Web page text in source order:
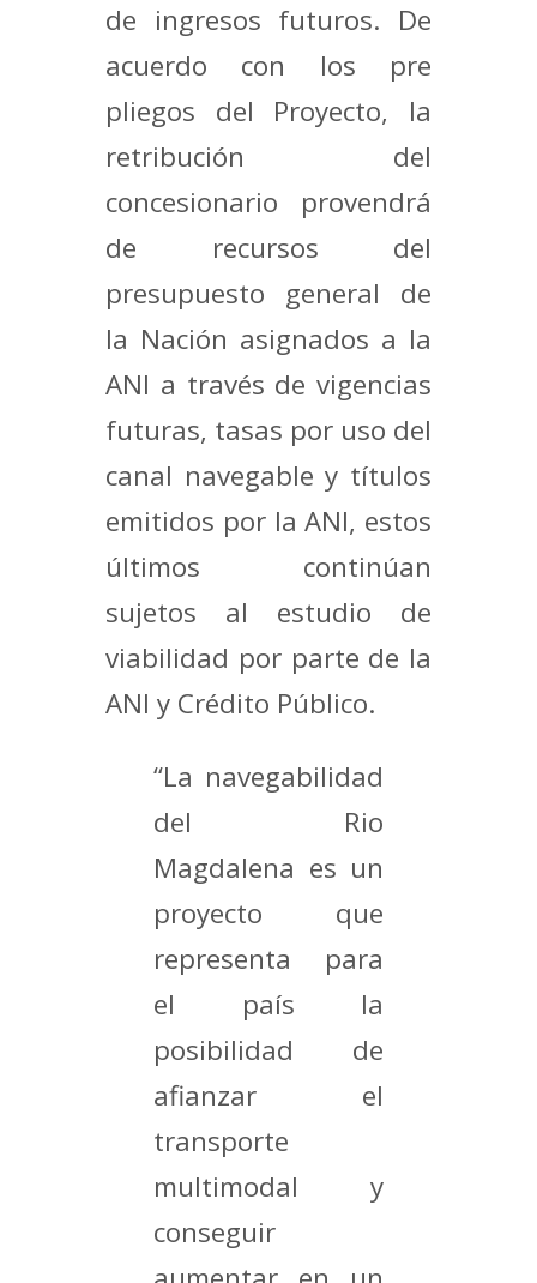
de ingresos futuros. De
acuerdo con los pre
pliegos del Proyecto, la
retribución del
concesionario provendrá
de recursos del
presupuesto general de
la Nación asignados a la
ANI a través de vigencias
futuras, tasas por uso del
canal navegable y títulos
emitidos por la ANI, estos
últimos continúan
sujetos al estudio de
viabilidad por parte de la
ANI y Crédito Público.
“La navegabilidad
del Rio
Magdalena es un
proyecto que
representa para
el país la
posibilidad de
afianzar el
transporte
multimodal y
conseguir